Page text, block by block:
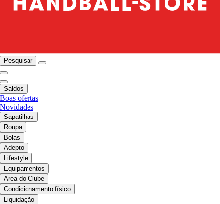
Pesquisar
Saldos
Boas ofertas
Novidades
Sapatilhas
Roupa
Bolas
Adepto
Lifestyle
Equipamentos
Área do Clube
Condicionamento físico
Liquidação